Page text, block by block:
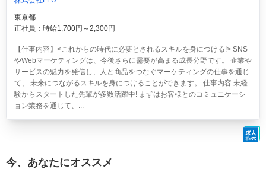
東京都
正社員：時給1,700円～2,300円
【仕事内容】<これからの時代に必要とされるスキルを身につける!> SNS
やWebマーケティングは、今後さらに需要が高まる成長分野です。 企業や
サービスの魅力を発信し、人と商品をつなぐマーケティングの仕事を通じ
て、 未来につながるスキルを身につけることができます。 仕事内容 未経
験からスタートした先輩が多数活躍中! まずはお客様とのコミュニケーシ
ョン業務を通じて、...
今、あなたにオススメ